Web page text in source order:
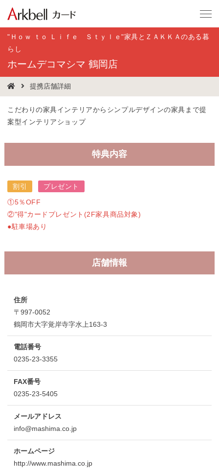
"Ｈｏｗ ｔｏ Ｌｉｆｅ Ｓｔｙｌｅ"家具とＺＡＫＫＡのある暮
らし
ホームデコマシマ 鶴岡店
提携店舗詳細
こだわりの家具インテリアからシンプルデザインの家具まで提
案型インテリアショップ
特典内容
割引 プレゼント
①5％OFF
②"得"カードプレゼント(2F家具商品対象)
●駐車場あり
店舗情報
住所
〒997-0052
鶴岡市大字覚岸寺字水上163-3
電話番号
0235-23-3355
FAX番号
0235-23-5405
メールアドレス
info@mashima.co.jp
ホームページ
http://www.mashima.co.jp